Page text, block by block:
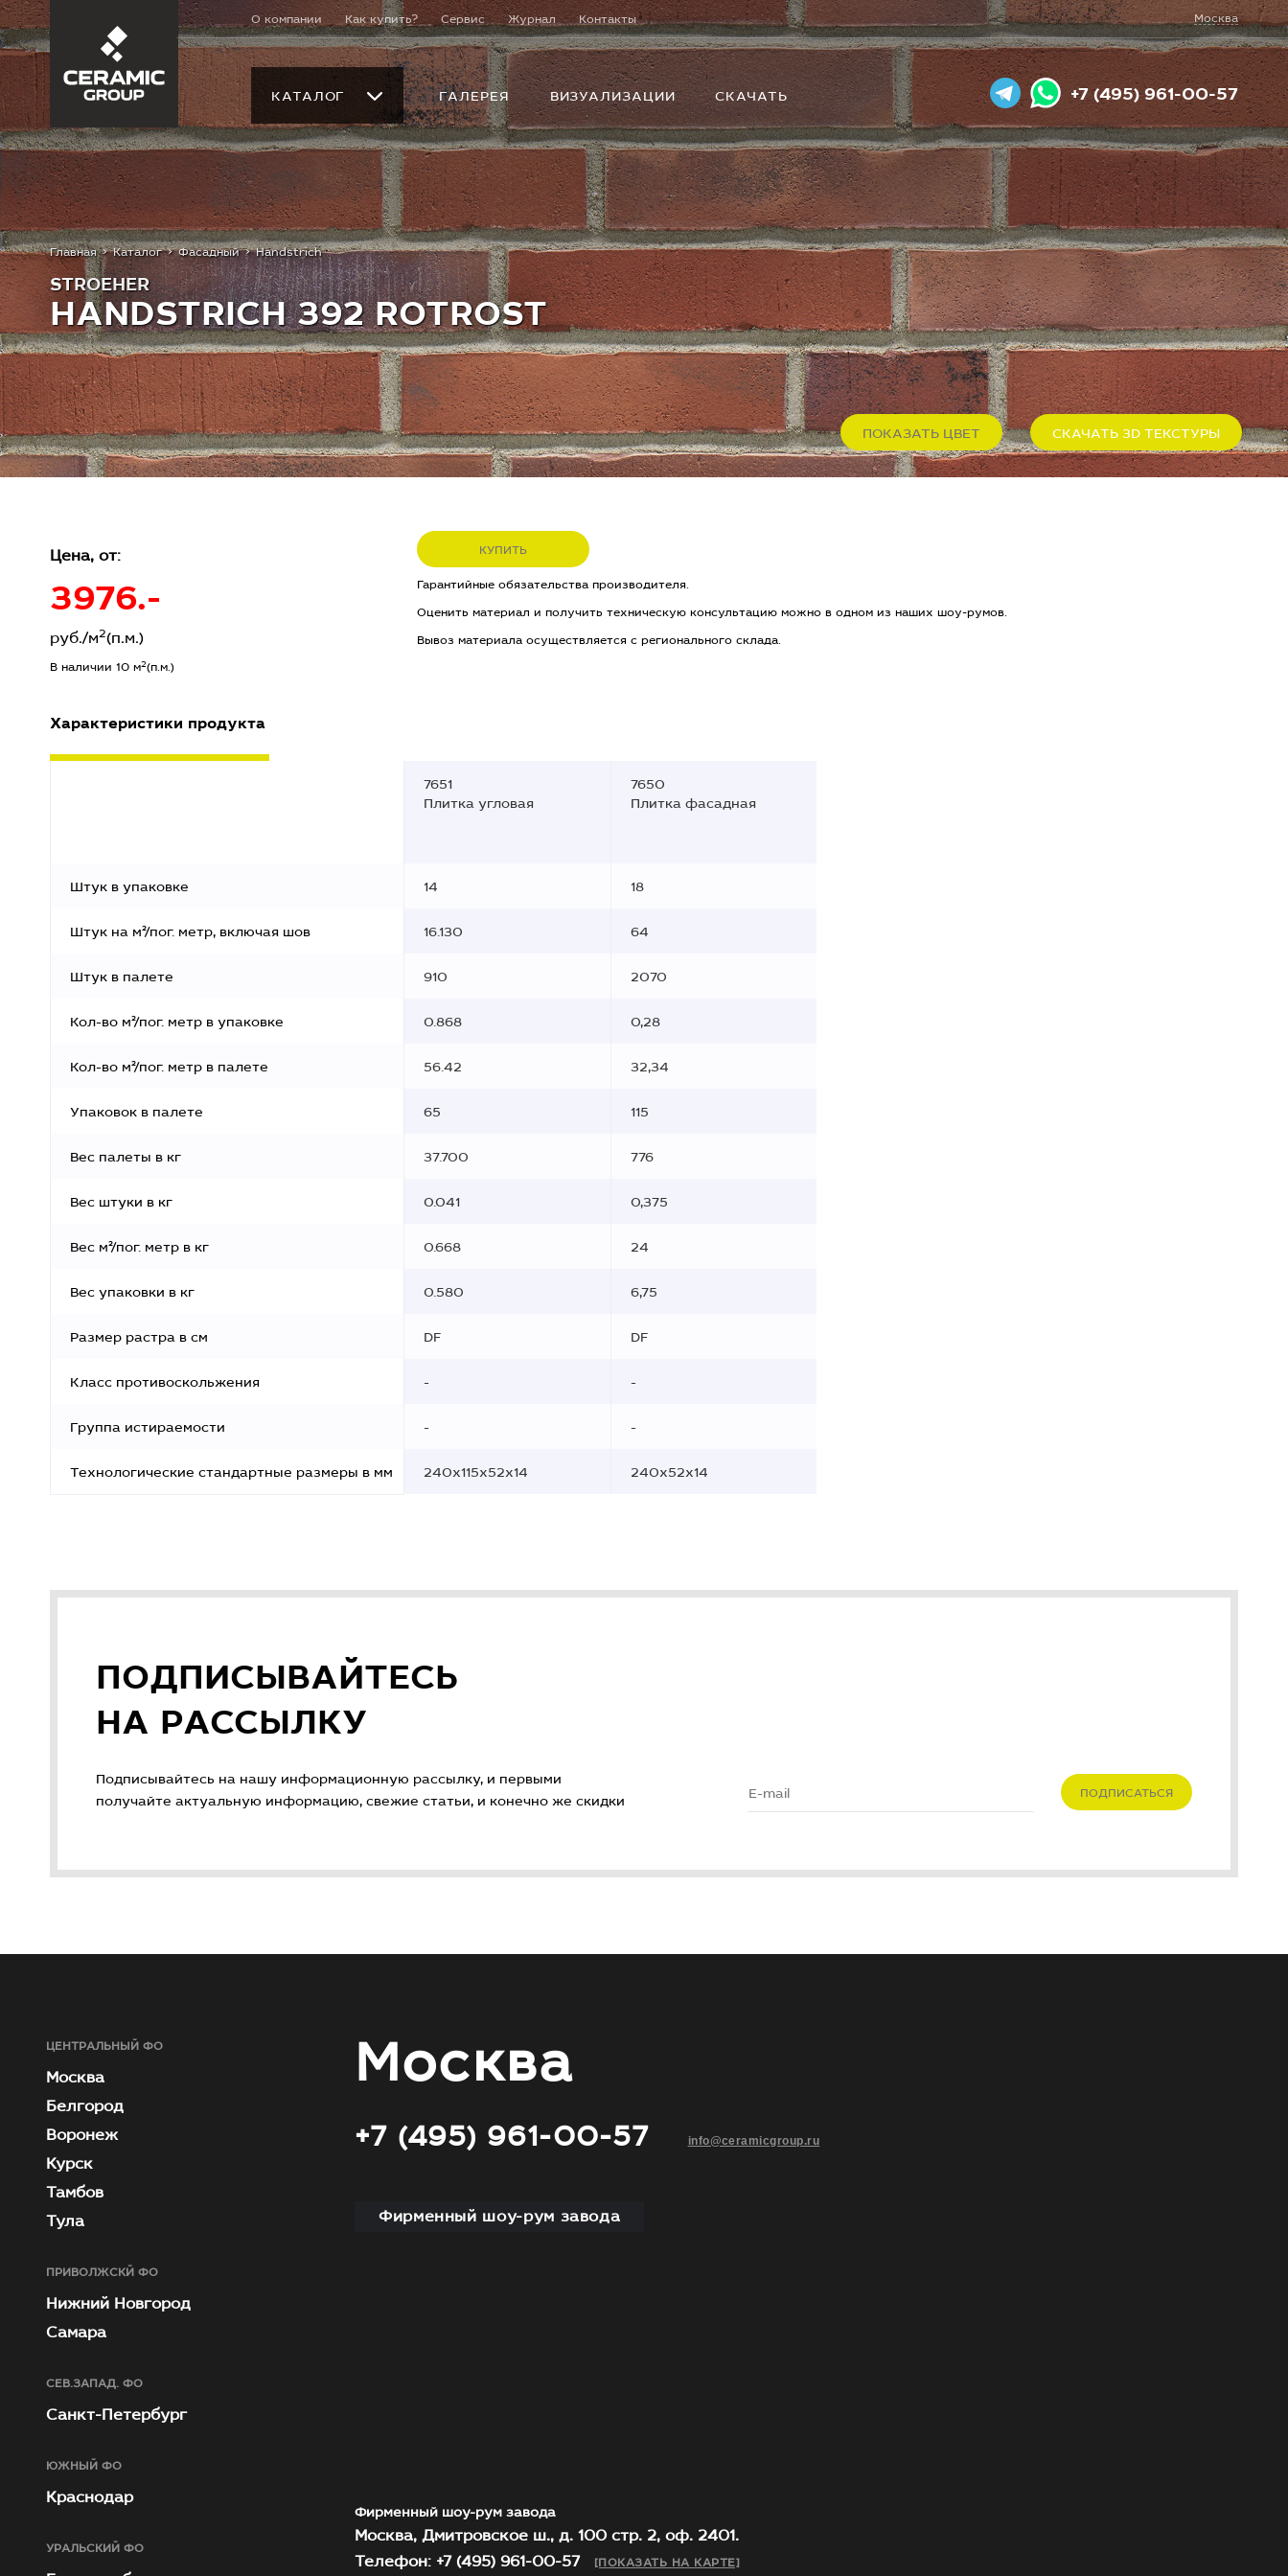
О компании Как купить? Сервис Журнал Контакты Москва
КАТАЛОГ ГАЛЕРЕЯ ВИЗУАЛИЗАЦИИ СКАЧАТЬ +7 (495) 961-00-57
Главная Каталог Фасадный Handstrich
STROEHER
HANDSTRICH 392 ROTROST
ПОКАЗАТЬ ЦВЕТ СКАЧАТЬ 3D ТЕКСТУРЫ
Цена, от:
3976.-
руб./м2(п.м.)
В наличии 10 м2(п.м.)
КУПИТЬ
Гарантийные обязательства производителя.
Оценить материал и получить техническую консультацию можно в одном из наших шоу-румов.
Вывоз материала осуществляется с регионального склада.
Характеристики продукта
7651
Плитка угловая
7650
Плитка фасадная
Штук в упаковке 14 18
Штук на м²/пог. метр, включая шов 16.130 64
Штук в палете 910 2070
Кол-во м²/пог. метр в упаковке 0.868 0,28
Кол-во м²/пог. метр в палете 56.42 32,34
Упаковок в палете 65 115
Вес палеты в кг 37.700 776
Вес штуки в кг 0.041 0,375
Вес м²/пог. метр в кг 0.668 24
Вес упаковки в кг 0.580 6,75
Размер растра в см DF DF
Класс противоскольжения - -
Группа истираемости - -
Технологические стандартные размеры в мм 240x115x52x14 240x52x14
ПОДПИСЫВАЙТЕСЬ
НА РАССЫЛКУ
Подписывайтесь на нашу информационную рассылку, и первыми
получайте актуальную информацию, свежие статьи, и конечно же скидки
ПОДПИСАТЬСЯ
ЦЕНТРАЛЬНЫЙ ФО
Москва
Белгород
Воронеж
Курск
Тамбов
Тула
ПРИВОЛЖСКЙ ФО
Нижний Новгород
Самара
СЕВ.ЗАПАД. ФО
Санкт-Петербург
ЮЖНЫЙ ФО
Краснодар
УРАЛЬСКИЙ ФО
Москва
+7 (495) 961-00-57 info@ceramicgroup.ru
Фирменный шоу-рум завода
Фирменный шоу-рум завода
Москва, Дмитровское ш., д. 100 стр. 2, оф. 2401.
Телефон: +7 (495) 961-00-57
[ПОКАЗАТЬ НА КАРТЕ]